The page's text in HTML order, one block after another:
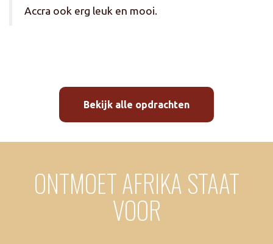
Accra ook erg leuk en mooi.
Bekijk alle opdrachten
ONTMOET AFRIKA STAAT
VOOR